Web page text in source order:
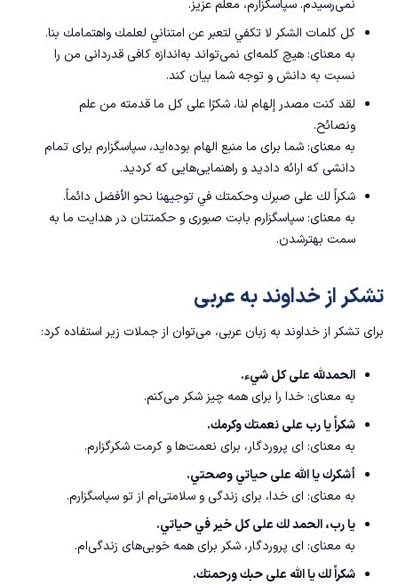
نمی‌رسیدم. سپاسگزارم، معلم عزیز.
كل كلمات الشكر لا تكفي لتعبر عن امتناني لعلمك واهتمامك بنا.
به معنای: هیچ کلمه‌ای نمی‌تواند به‌اندازه کافی قدردانی من را
نسبت به دانش و توجه شما بیان کند.
لقد كنت مصدر إلهام لنا، شكرًا على كل ما قدمته من علم
ونصائح.
به معنای: شما برای ما منبع الهام بوده‌اید، سپاسگزارم برای تمام
دانشی که ارائه دادید و راهنمایی‌هایی که کردید.
شكراً لك على صبرك وحكمتك في توجيهنا نحو الأفضل دائماً.
به معنای: سپاسگزارم بابت صبوری و حکمتتان در هدایت ما به
سمت بهترشدن.
تشکر از خداوند به عربی
برای تشکر از خداوند به زبان عربی، می‌توان از جملات زیر استفاده کرد:
الحمدلله على كل شيء.
به معنای: خدا را برای همه چیز شکر می‌کنم.
شكراً يا رب على نعمتك وكرمك.
به معنای: ای پروردگار، برای نعمت‌ها و کرمت شکرگزارم.
أشكرك يا الله على حياتي وصحتي.
به معنای: ای خدا، برای زندگی و سلامتی‌ام از تو سپاسگزارم.
يا رب، الحمد لك على كل خير في حياتي.
به معنای: ای پروردگار، شکر برای همه خوبی‌های زندگی‌ام.
شكراً لك يا الله على حبك ورحمتك.